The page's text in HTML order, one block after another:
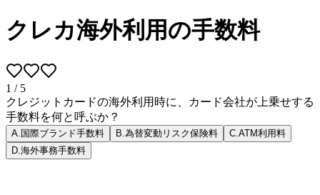
クレカ海外利用の手数料
1 / 5
クレジットカードの海外利用時に、カード会社が上乗せする
手数料を何と呼ぶか？
A 国際ブランド手数料 B 為替変動リスク保険料 C ATM利用料
D 海外事務手数料